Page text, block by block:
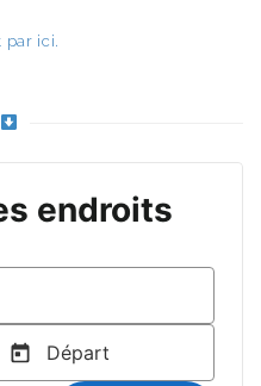
par ici.